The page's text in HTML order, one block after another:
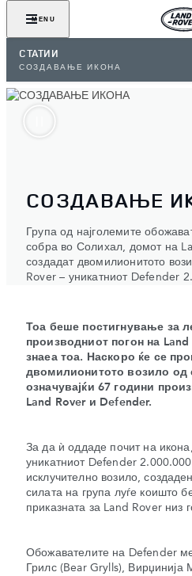
MENU
СТАТИИ
СОЗДАВАЊЕ ИКОНА
СОЗДАВАЊЕ
Група од најголемите
собра во Солихал, домот на
создадат двомилионитото
Rover – уникатниот Defender
Тоа беше постигнување за
производниот погон на
знаеа тоа. Наскоро ќе се
двомилионитото возило од
означувајќи 67 години
Land Rover и Defender.
За да ѝ оддаде почит на
уникатниот Defender
исклучително возило,
силата на група луѓе коишто
приказната за Land Rover низ
Обожавателите на Defender
Грилс (Bear Grylls), Вирџинија